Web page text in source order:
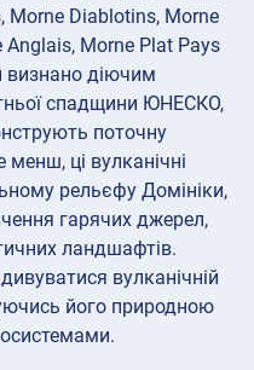
Diablotins, Morne
Morne Plat Pays
визнано діючим
спадщини ЮНЕСКО,
поточну
менш, ці вулканічні
рельєфу Домініки,
гарячих джерел,
ландшафтів.
вулканічній
його природною